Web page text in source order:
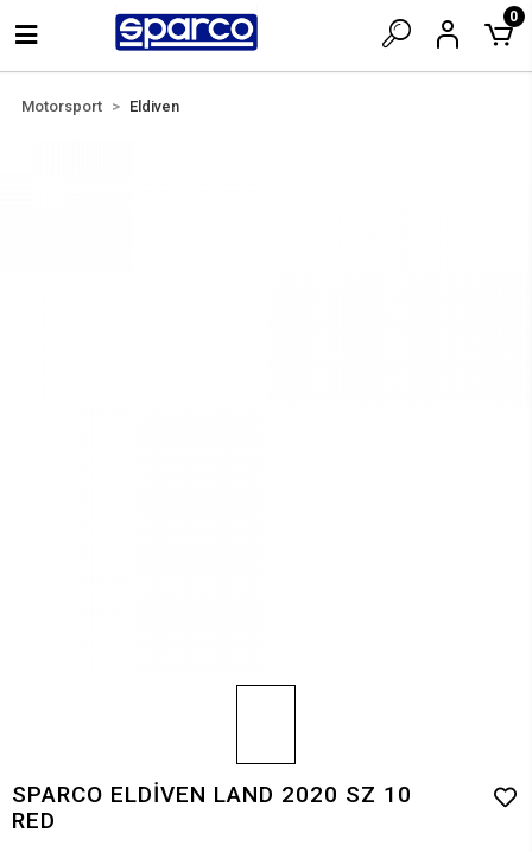
0
Motorsport Eldiven
SPARCO ELDİVEN LAND 2020 SZ 10
RED